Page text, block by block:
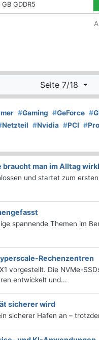
GDDR5
Seite 7/18
#Gaming #GeForce #
Netzteil #Nvidia #PCI #
braucht man im Alltag
und startet zum
spannende Themen im
Rechenzentren
vorgestellt. Die NVMe-
entwickelt und...
sicherer wird
sicherer Hafen an –